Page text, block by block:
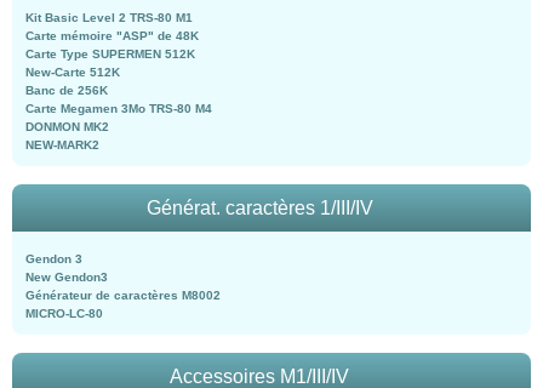
Kit Basic Level 2 TRS-80 M1
Carte mémoire "ASP" de 48K
Carte Type SUPERMEN 512K
New-Carte 512K
Banc de 256K
Carte Megamen 3Mo TRS-80 M4
DONMON MK2
NEW-MARK2
Générat. caractères 1/III/IV
Gendon 3
New Gendon3
Générateur de caractères M8002
MICRO-LC-80
Accessoires M1/III/IV